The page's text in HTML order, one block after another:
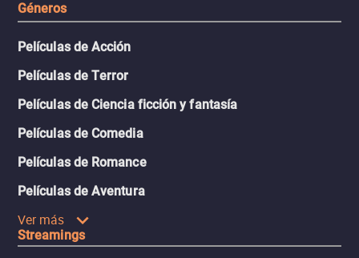
Géneros
Películas de Acción
Películas de Terror
Películas de Ciencia ficción y fantasía
Películas de Comedia
Películas de Romance
Películas de Aventura
Ver más
Streamings